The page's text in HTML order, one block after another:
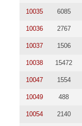
10035 6085
10036 2767
10037 1506
10038 15472
10047 1554
10049 488
10054 2140